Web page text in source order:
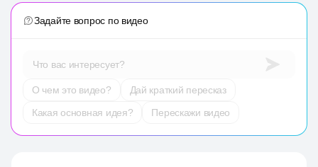
Задайте вопрос по видео
Что вас интересует?
О чем это видео?
Дай краткий пересказ
Какая основная идея?
Перескажи видео